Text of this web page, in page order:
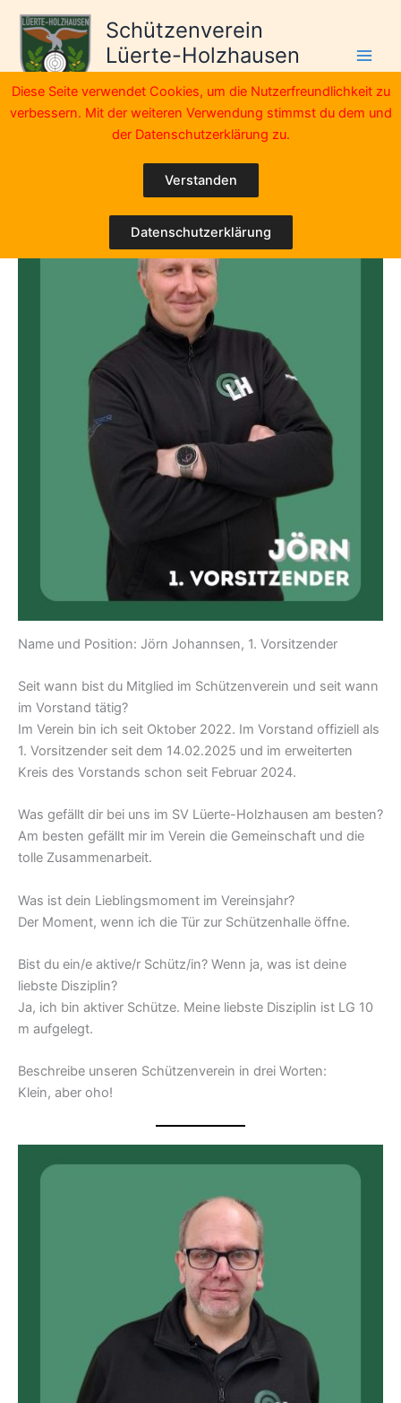
Inhalt
springen
Schützenverein
Lüerte-Holzhausen
e.V.
Vorstand
Name und Position: Jörn Johannsen, 1. Vorsitzender
Seit wann bist du Mitglied im Schützenverein und seit wann
im Vorstand tätig?
Im Verein bin ich seit Oktober 2022. Im Vorstand offiziell als
1. Vorsitzender seit dem 14.02.2025 und im erweiterten
Kreis des Vorstands schon seit Februar 2024.
Was gefällt dir bei uns im SV Lüerte-Holzhausen am besten?
Am besten gefällt mir im Verein die Gemeinschaft und die
tolle Zusammenarbeit.
Was ist dein Lieblingsmoment im Vereinsjahr?
Der Moment, wenn ich die Tür zur Schützenhalle öffne.
Bist du ein/e aktive/r Schütz/in? Wenn ja, was ist deine
liebste Disziplin?
Ja, ich bin aktiver Schütze. Meine liebste Disziplin ist LG 10
m aufgelegt.
Beschreibe unseren Schützenverein in drei Worten:
Klein, aber oho!
Diese Seite verwendet Cookies, um die Nutzerfreundlichkeit zu
verbessern. Mit der weiteren Verwendung stimmst du dem und
der Datenschutzerklärung zu.
Verstanden
Datenschutzerklärung